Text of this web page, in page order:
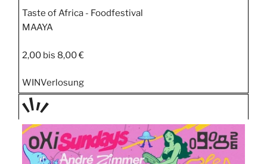
Taste of Africa - Foodfestival
MAAYA
2,00 bis 8,00 €
WINVerlosung
TAGE
STIPP